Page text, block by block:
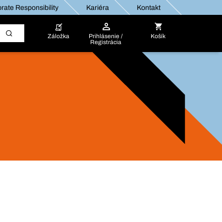
Responsibility Kariéra Kontakt
Záložka
Prihlásenie /
Registrácia
Košík